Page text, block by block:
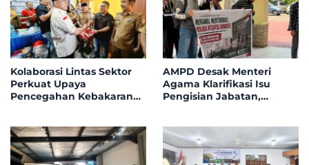
Kolaborasi Lintas Sektor
Perkuat Upaya
Pencegahan Kebakaran
AMPD Desak Menteri
Agama Klarifikasi Isu
Pengisian Jabatan,
Bidding